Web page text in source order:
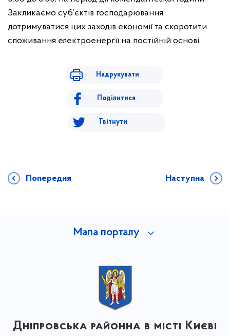
Закликаємо суб’єктів господарювання
дотримуватися цих заходів економії та скоротити
споживання електроенергії на постійній основі.
Надрукувати
Поділитися
Твітнути
Попередня Наступна
Мапа порталу
Дніпровська районна в місті Києві